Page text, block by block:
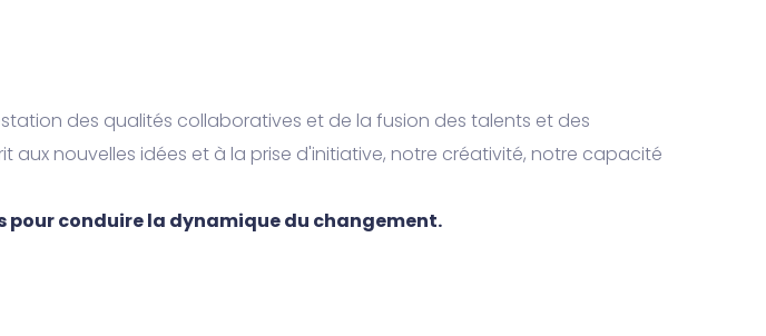
des qualités collaboratives et de la fusion des talents et des
aux nouvelles idées et à la prise d'initiative, notre créativité, notre capacité
conduire la dynamique du changement.